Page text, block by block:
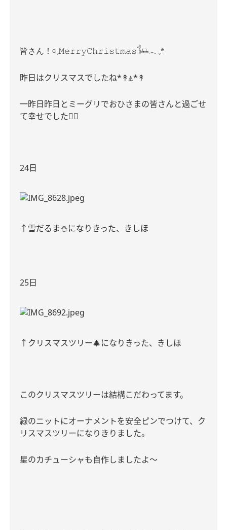
皆さん！ 𓏸𓈒𝙼𝚎𝚛𝚛𝚢𝙲𝚑𝚛𝚒𝚜𝚝𝚖𝚊𝚜𓍄𓂃𓈒*
昨日はクリスマスでしたね* ↟⍋* ↟
一昨日昨日とミーグリでおひさまの皆さんと過ごせ
て幸せでした♡⃛
24日
↑ 雪だるま⛄️になりきった、きしほ
25日
↑ クリスマスツリー🎄になりきった、きしほ
このクリスマスツリーは結構こだわってます。
緑のニットにオーナメントを安全ピンでつけて、ク
リスマスツリーになりきりました。
星のカチューシャも自作しましたよ～